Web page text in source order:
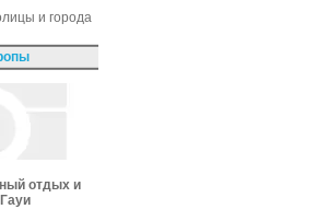
и города
отдых и